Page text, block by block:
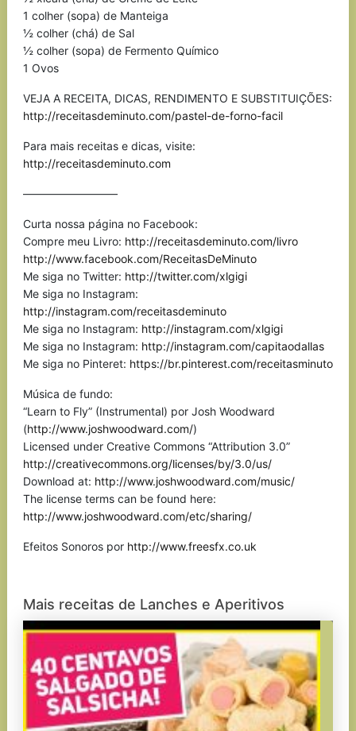
1 colher (sopa) de Manteiga
½ colher (chá) de Sal
½ colher (sopa) de Fermento Químico
1 Ovos
VEJA A RECEITA, DICAS, RENDIMENTO E SUBSTITUIÇÕES:
http://receitasdeminuto.com/pastel-de-forno-facil
Para mais receitas e dicas, visite:
http://receitasdeminuto.com
————————–
Curta nossa página no Facebook:
Compre meu Livro: http://receitasdeminuto.com/livro
http://www.facebook.com/ReceitasDeMinuto
Me siga no Twitter: http://twitter.com/xlgigi
Me siga no Instagram:
http://instagram.com/receitasdeminuto
Me siga no Instagram: http://instagram.com/xlgigi
Me siga no Instagram: http://instagram.com/capitaodallas
Me siga no Pinteret: https://br.pinterest.com/receitasminuto
Música de fundo:
“Learn to Fly” (Instrumental) por Josh Woodward
(http://www.joshwoodward.com/)
Licensed under Creative Commons “Attribution 3.0”
http://creativecommons.org/licenses/by/3.0/us/
Download at: http://www.joshwoodward.com/music/
The license terms can be found here:
http://www.joshwoodward.com/etc/sharing/
Efeitos Sonoros por http://www.freesfx.co.uk
Mais receitas de Lanches e Aperitivos